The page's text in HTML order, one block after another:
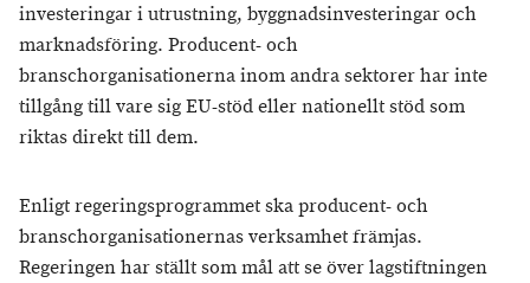
investeringar i utrustning, byggnadsinvesteringar och
marknadsföring. Producent- och
branschorganisationerna inom andra sektorer har inte
tillgång till vare sig EU-stöd eller nationellt stöd som
riktas direkt till dem.
Enligt regeringsprogrammet ska producent- och
branschorganisationernas verksamhet främjas.
Regeringen har ställt som mål att se över lagstiftningen